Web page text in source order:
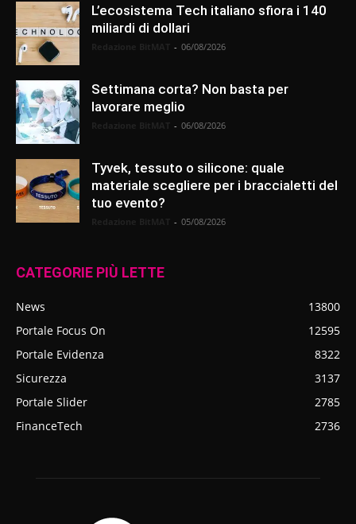
L’ecosistema Tech italiano sfiora i 140
miliardi di dollari
- 06/08/2026
Settimana corta? Non basta per
lavorare meglio
- 06/08/2026
Tyvek, tessuto o silicone: quale
materiale scegliere per i braccialetti del
tuo evento?
- 05/08/2026
CATEGORIE PIÙ LETTE
News
13800
Portale Focus On
12595
Portale Evidenza
8322
Sicurezza
3137
Portale Slider
2785
FinanceTech
2736